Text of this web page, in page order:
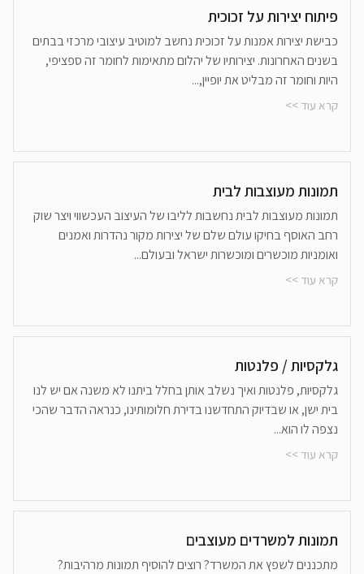
פיתוח יצירות על זכוכית
כבישת יצירות אמנות על זכוכית נחשב למוטיב עיצובי מרכזי בבתים
בשנים האחרונות. יצירותיו של יהלום מתאימות לחומר זה ספציפי,
היות וחומר זה מבליט את יופיין,...
קרא עוד >>
תמונות מעוצבות לבית
תמונות מעוצבות לבית נחשבות לליבו של העיצוב העכשווי ויצר שוק
רחב האוסף בחיקו עולם שלם של יצירות מקור נהדרות ואמנים
ואומניות מוכשרים ומוכשרות ישראל ובעולם...
קרא עוד >>
גלקסיות / פלנטות
גלקסיות, פלנטות ואיך נשלב אותן בחלל ביתנו לא משנה אם יש לנו
בית ישן, או שבדיוק התחדשנו בדירת חלומותינו, כנראה הדבר שהכי
נצפה לו הוא...
קרא עוד >>
תמונות למשרדים מעוצבים
מתכננים לשפץ את המשרד? רוצים להוסיף תמונות מרהיבות?